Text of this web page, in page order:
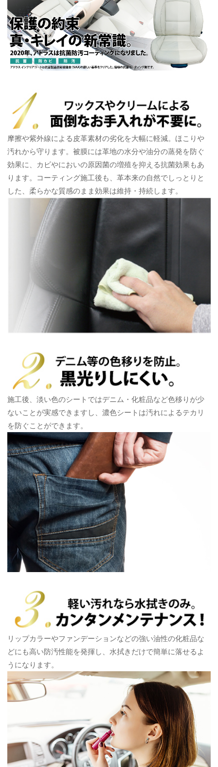
摩擦や紫外線による皮革素材の劣化を大幅に軽減。ほこりや
汚れから守ります。被膜には革地の水分や油分の蒸発を防ぐ
効果に、カビやにおいの原因菌の増殖を抑える抗菌効果もあ
ります。コーティング施工後も、革本来の自然でしっとりと
した、柔らかな質感のまま効果は維持・持続します。
施工後、淡い色のシートではデニム・化粧品など色移りが少
ないことが実感できますし、濃色シートは汚れによるテカリ
を防ぐことができます。
リップカラーやファンデーションなどの強い油性の化粧品な
どにも高い防汚性能を発揮し、水拭きだけで簡単に落せるよ
うになります。